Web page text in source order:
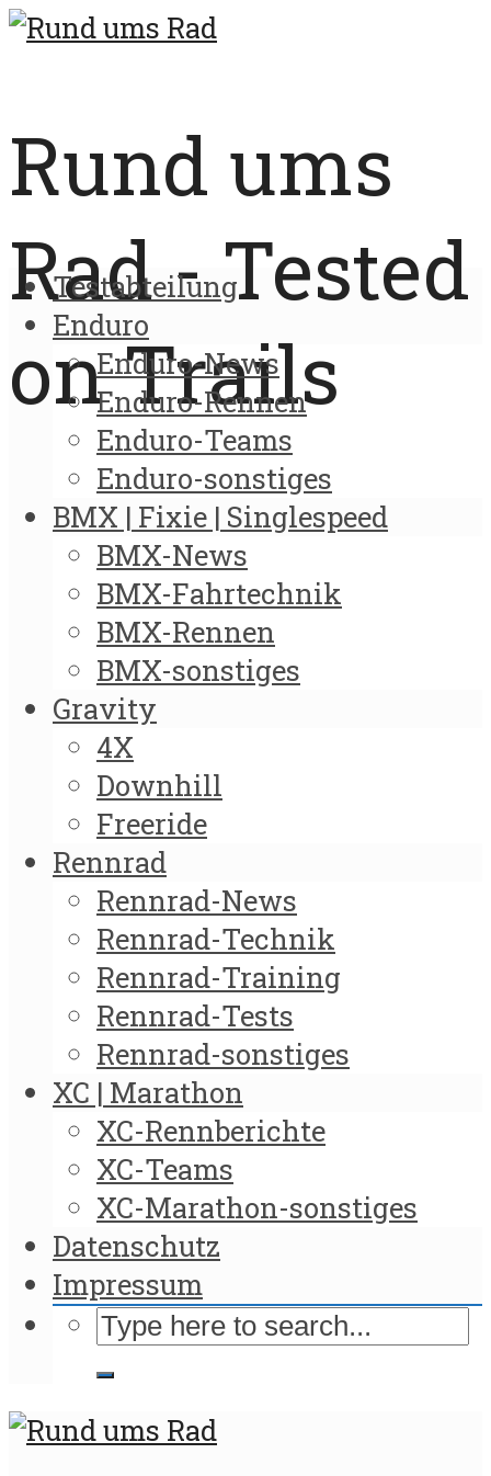
Rund ums
Rad - Tested
on Trails
Testabteilung
Enduro
Enduro-News
Enduro-Rennen
Enduro-Teams
Enduro-sonstiges
BMX | Fixie | Singlespeed
BMX-News
BMX-Fahrtechnik
BMX-Rennen
BMX-sonstiges
Gravity
4X
Downhill
Freeride
Rennrad
Rennrad-News
Rennrad-Technik
Rennrad-Training
Rennrad-Tests
Rennrad-sonstiges
XC | Marathon
XC-Rennberichte
XC-Teams
XC-Marathon-sonstiges
Datenschutz
Impressum